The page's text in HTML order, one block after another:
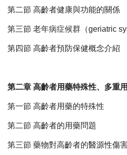
第二節 高齡者健康與功能的關係
第三節 老年病症候群（geriatric
第四節 高齡者預防保健概念介紹
第二章 高齡者用藥特殊性、多重
第一節 高齡者用藥的特殊性
第二節 高齡者的用藥問題
第三節 藥物對高齡者的醫源性傷